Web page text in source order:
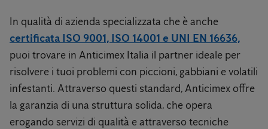
In qualità di azienda specializzata che è anche
certificata ISO 9001, ISO 14001 e UNI EN 16636,
puoi trovare in Anticimex Italia il partner ideale per
risolvere i tuoi problemi con piccioni, gabbiani e volatili
infestanti. Attraverso questi standard, Anticimex offre
la garanzia di una struttura solida, che opera
erogando servizi di qualità e attraverso tecniche